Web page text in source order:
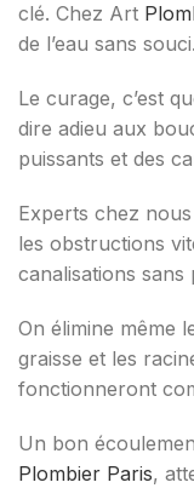
clé. Chez Art
de l’eau sans souci.
Le curage, c’est
dire adieu aux
puissants et des
Experts chez
les obstructions
canalisations sans
On élimine même
graisse et les
fonctionneront
Un bon
Plombier Paris,